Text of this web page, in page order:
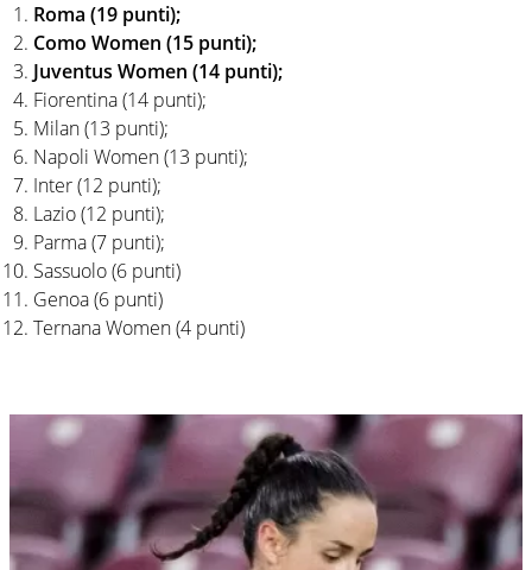
Roma (19 punti);
Como Women (15 punti);
Juventus Women (14 punti);
Fiorentina (14 punti);
Milan (13 punti);
Napoli Women (13 punti);
Inter (12 punti);
Lazio (12 punti);
Parma (7 punti);
Sassuolo (6 punti)
Genoa (6 punti)
Ternana Women (4 punti)